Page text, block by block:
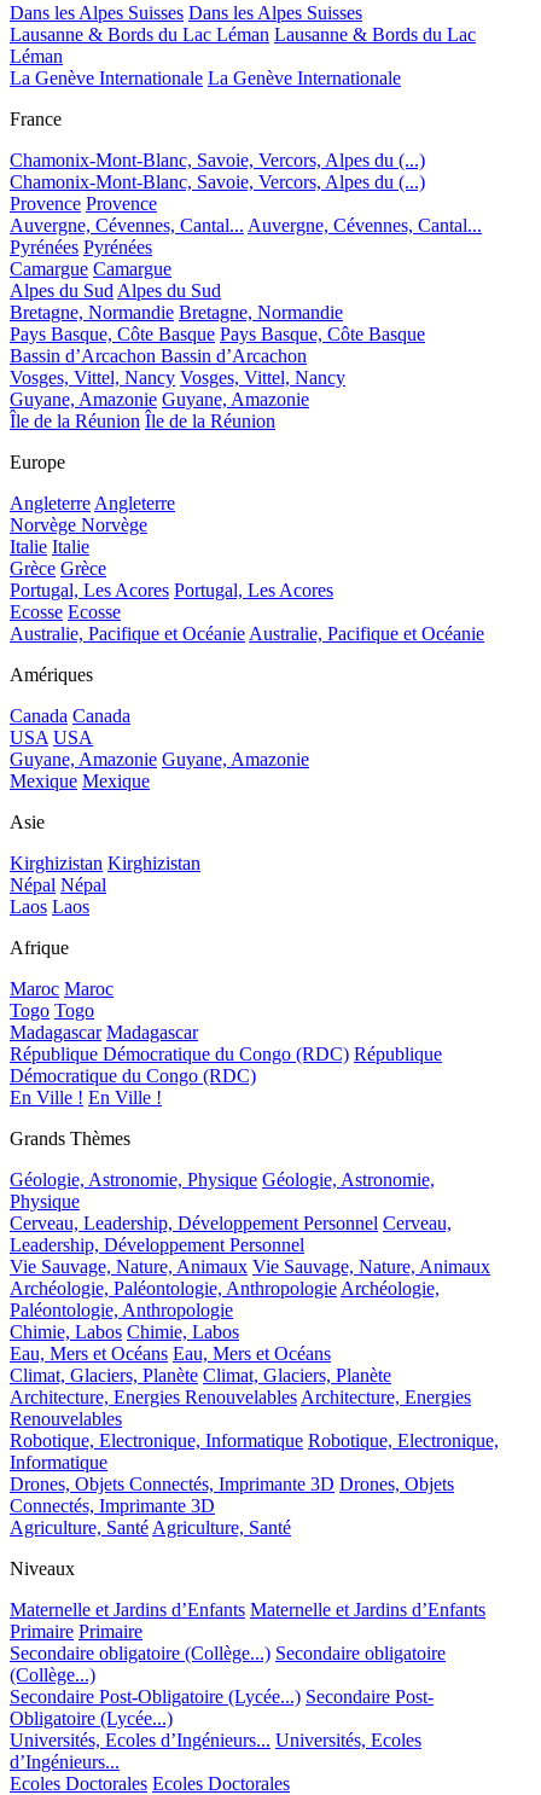
Dans les Alpes Suisses Dans les Alpes Suisses
Lausanne & Bords du Lac Léman Lausanne & Bords du Lac
Léman
La Genève Internationale La Genève Internationale
France
Chamonix-Mont-Blanc, Savoie, Vercors, Alpes du (...)
Chamonix-Mont-Blanc, Savoie, Vercors, Alpes du (...)
Provence Provence
Auvergne, Cévennes, Cantal... Auvergne, Cévennes, Cantal...
Pyrénées Pyrénées
Camargue Camargue
Alpes du Sud Alpes du Sud
Bretagne, Normandie Bretagne, Normandie
Pays Basque, Côte Basque Pays Basque, Côte Basque
Bassin d’Arcachon Bassin d’Arcachon
Vosges, Vittel, Nancy Vosges, Vittel, Nancy
Guyane, Amazonie Guyane, Amazonie
Île de la Réunion Île de la Réunion
Europe
Angleterre Angleterre
Norvège Norvège
Italie Italie
Grèce Grèce
Portugal, Les Acores Portugal, Les Acores
Ecosse Ecosse
Australie, Pacifique et Océanie Australie, Pacifique et Océanie
Amériques
Canada Canada
USA USA
Guyane, Amazonie Guyane, Amazonie
Mexique Mexique
Asie
Kirghizistan Kirghizistan
Népal Népal
Laos Laos
Afrique
Maroc Maroc
Togo Togo
Madagascar Madagascar
République Démocratique du Congo (RDC) République
Démocratique du Congo (RDC)
En Ville ! En Ville !
Grands Thèmes
Géologie, Astronomie, Physique Géologie, Astronomie,
Physique
Cerveau, Leadership, Développement Personnel Cerveau,
Leadership, Développement Personnel
Vie Sauvage, Nature, Animaux Vie Sauvage, Nature, Animaux
Archéologie, Paléontologie, Anthropologie Archéologie,
Paléontologie, Anthropologie
Chimie, Labos Chimie, Labos
Eau, Mers et Océans Eau, Mers et Océans
Climat, Glaciers, Planète Climat, Glaciers, Planète
Architecture, Energies Renouvelables Architecture, Energies
Renouvelables
Robotique, Electronique, Informatique Robotique, Electronique,
Informatique
Drones, Objets Connectés, Imprimante 3D Drones, Objets
Connectés, Imprimante 3D
Agriculture, Santé Agriculture, Santé
Niveaux
Maternelle et Jardins d’Enfants Maternelle et Jardins d’Enfants
Primaire Primaire
Secondaire obligatoire (Collège...) Secondaire obligatoire
(Collège...)
Secondaire Post-Obligatoire (Lycée...) Secondaire Post-
Obligatoire (Lycée...)
Universités, Ecoles d’Ingénieurs... Universités, Ecoles
d’Ingénieurs...
Ecoles Doctorales Ecoles Doctorales